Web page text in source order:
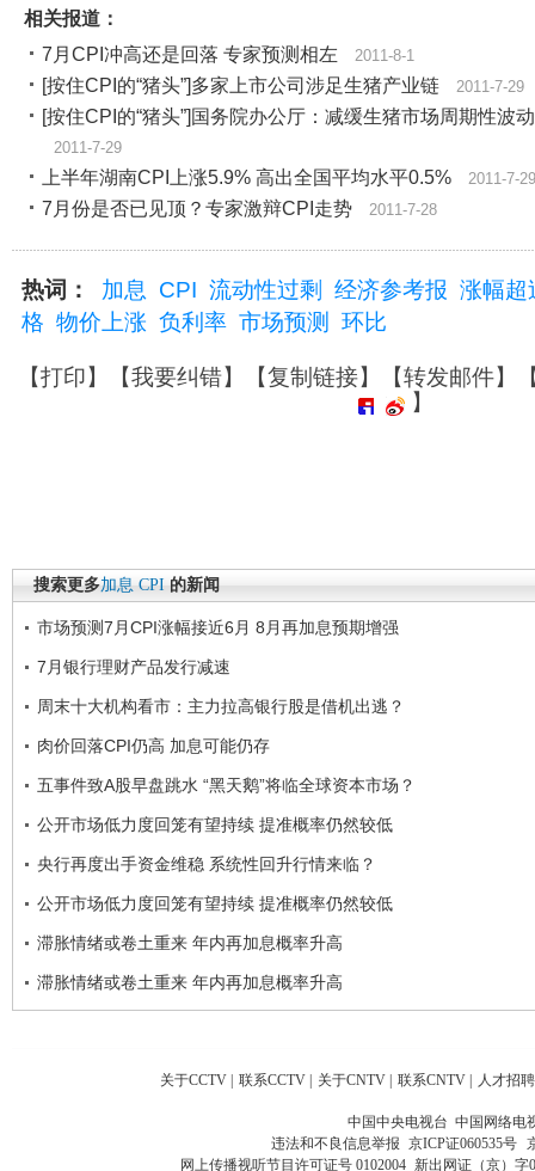
相关报道：
7月CPI冲高还是回落 专家预测相左
2011-8-1
[按住CPI的“猪头”]多家上市公司涉足生猪产业链 2011-7-29
[按住CPI的“猪头”]国务院办公厅：减缓生猪市场周期性波动
2011-7-29
上半年湖南CPI上涨5.9% 高出全国平均水平0.5% 2011-7-29
7月份是否已见顶？专家激辩CPI走势 2011-7-28
热词： 加息 CPI 流动性过剩 经济参考报 涨幅超
格 物价上涨 负利率 市场预测 环比
【打印】【我要纠错】【复制链接】【转发邮件】
】
搜索更多加息 CPI 的新闻
市场预测7月CPI涨幅接近6月 8月再加息预期增强
7月银行理财产品发行减速
周末十大机构看市：主力拉高银行股是借机出逃？
肉价回落CPI仍高 加息可能仍存
五事件致A股早盘跳水 “黑天鹅”将临全球资本市场？
公开市场低力度回笼有望持续 提准概率仍然较低
央行再度出手资金维稳 系统性回升行情来临？
公开市场低力度回笼有望持续 提准概率仍然较低
滞胀情绪或卷土重来 年内再加息概率升高
滞胀情绪或卷土重来 年内再加息概率升高
关于CCTV | 联系CCTV | 关于CNTV | 联系CNTV | 人才招聘
中国中央电视台 中国网络电
违法和不良信息举报 京ICP证060535号
网上传播视听节目许可证号 0102004 新出网证（京）